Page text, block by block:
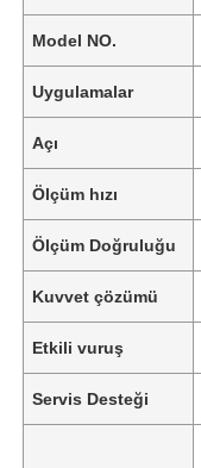
Model NO.
Uygulamalar
Açı
Ölçüm hızı
Ölçüm Doğruluğu
Kuvvet çözümü
Etkili vuruş
Servis Desteği